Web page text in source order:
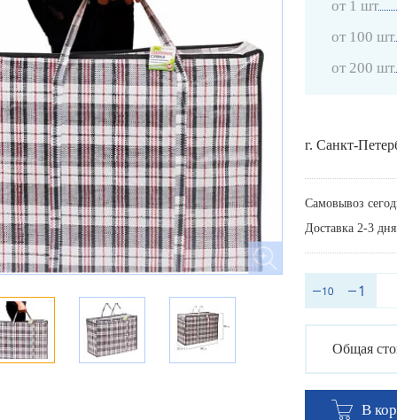
от 1 шт
от 100 шт
от 200 шт
г. Санкт-
Самовывоз
Доставка 2-3 дня
Общая
В